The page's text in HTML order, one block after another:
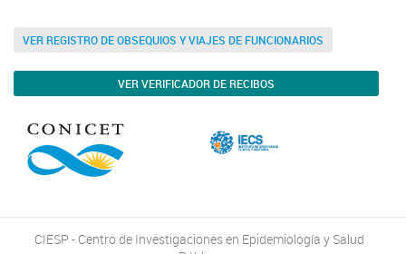
VER REGISTRO DE OBSEQUIOS Y VIAJES DE FUNCIONARIOS
VER VERIFICADOR DE RECIBOS
CIESP - Centro de Investigaciones en Epidemiología y Salud